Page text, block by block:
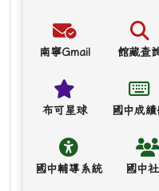
南寧Gmail 館藏查
布可星球 國中成績
國中輔導系統 國中